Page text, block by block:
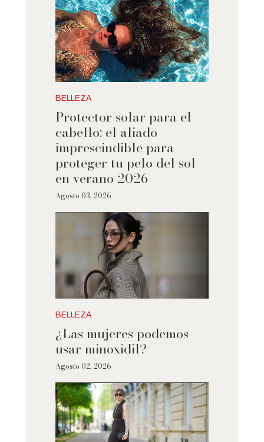
BELLEZA
Protector solar para el
cabello: el aliado
imprescindible para
proteger tu pelo del sol
en verano 2026
Agosto 03, 2026
BELLEZA
¿Las mujeres podemos
usar minoxidil?
Agosto 02, 2026